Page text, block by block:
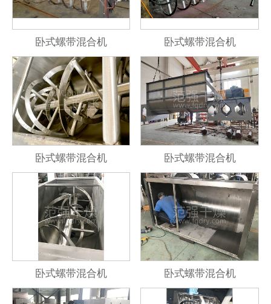
卧式螺带混合机 卧式螺带混合机
卧式螺带混合机 卧式螺带混合机
卧式螺带混合机 卧式螺带混合机